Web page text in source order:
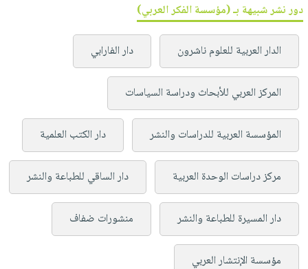
دور نشر شبيهة بـ (مؤسسة الفكر العربي)
الدار العربية للعلوم ناشرون دار الفارابي
المركز العربي للأبحاث ودراسة السياسات
المؤسسة العربية للدراسات والنشر دار الكتب العلمية
مركز دراسات الوحدة العربية دار الساقي للطباعة والنشر
دار المسيرة للطباعة والنشر منشورات ضفاف
مؤسسة الإنتشار العربي